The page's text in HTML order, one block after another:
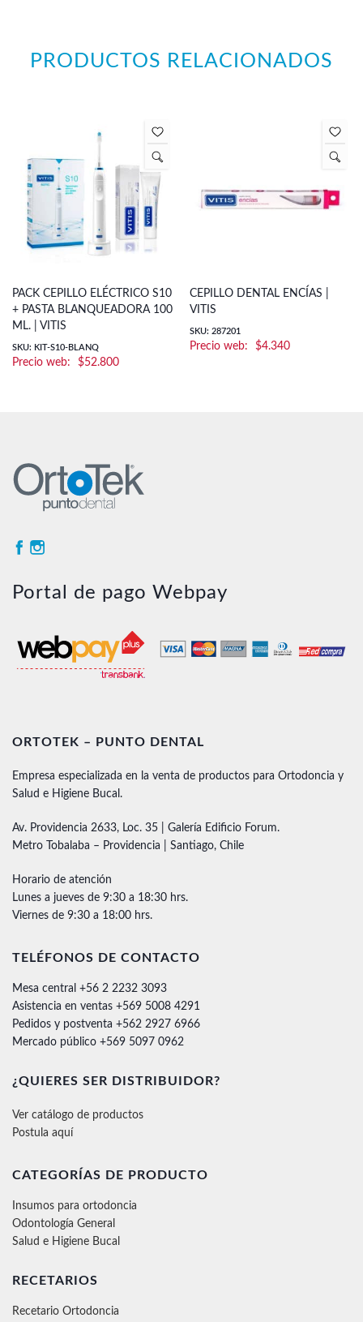
PRODUCTOS RELACIONADOS
PACK CEPILLO ELÉCTRICO S10
+ PASTA BLANQUEADORA 100
ML. | VITIS
SKU: KIT-S10-BLANQ
$52.800
CEPILLO DENTAL ENCÍAS |
VITIS
SKU: 287201
$4.340
Portal de pago Webpay
ORTOTEK – PUNTO DENTAL
Empresa especializada en la venta de productos para Ortodoncia y
Salud e Higiene Bucal.
Av. Providencia 2633, Loc. 35 | Galería Edificio Forum.
Metro Tobalaba – Providencia | Santiago, Chile
Horario de atención
Lunes a jueves de 9:30 a 18:30 hrs.
Viernes de 9:30 a 18:00 hrs.
TELÉFONOS DE CONTACTO
Mesa central +56 2 2232 3093
Asistencia en ventas +569 5008 4291
Pedidos y postventa +562 2927 6966
Mercado público +569 5097 0962
¿QUIERES SER DISTRIBUIDOR?
Ver catálogo de productos
Postula aquí
CATEGORÍAS DE PRODUCTO
Insumos para ortodoncia
Odontología General
Salud e Higiene Bucal
RECETARIOS
Recetario Ortodoncia